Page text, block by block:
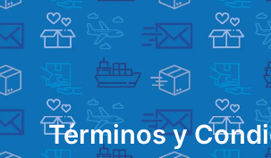
Términos y